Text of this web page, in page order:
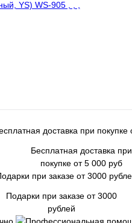
Бесплатная доставка при
покупке от 5 000 руб
Подарки при заказе от 3000
рублей